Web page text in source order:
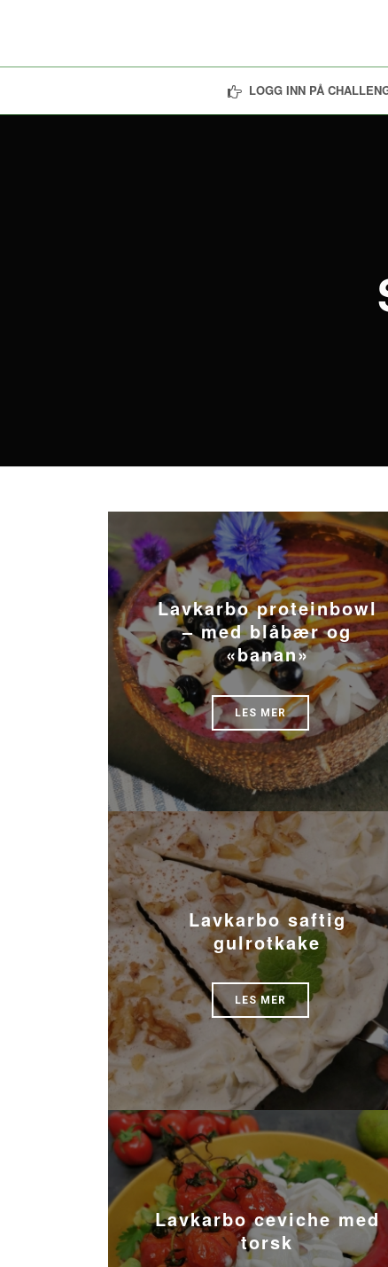
LOGG INN PÅ
Lavkarbo proteinbowl
– med blåbær og
«banan»
LES MER
Lavkarbo saftig
gulrotkake
LES MER
Lavkarbo ceviche med
torsk